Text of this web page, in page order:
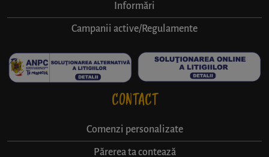
Informări
Campanii active/Regulamente
CONTACT
Comenzi personalizate
Părerea ta contează